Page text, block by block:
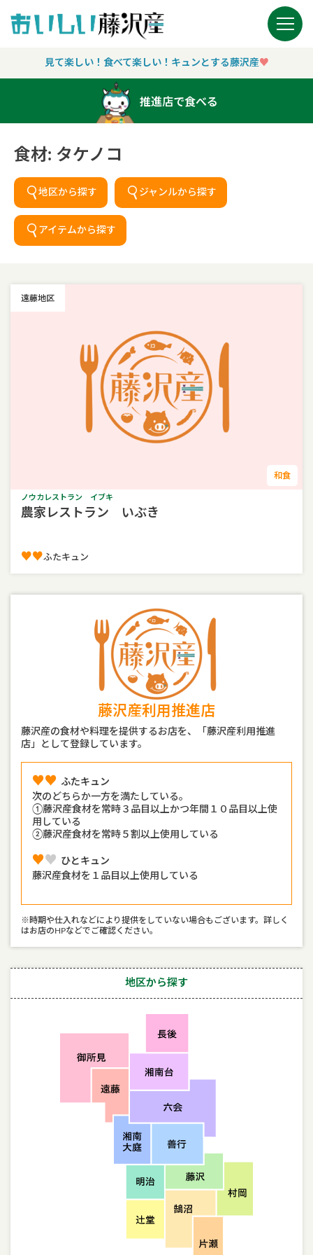
Main Navigation
見て楽しい！食べて楽しい！キュンとする藤沢産♥︎
推進店で食べる
食材: タケノコ
地区から探す ジャンルから探す
アイテムから探す
遠藤地区
和食
ノウカレストラン イブキ
農家レストラン いぶき
♥♥︎ふたキュン
藤沢産利用推進店
藤沢産の食材や料理を提供するお店を、「藤沢産利用推進
店」として登録しています。
♥♥︎︎ ふたキュン
次のどちらか一方を満たしている。
①藤沢産食材を常時３品目以上かつ年間１０品目以上使
用している
②藤沢産食材を常時５割以上使用している
♥♥︎ ひとキュン
藤沢産食材を１品目以上使用している
※時期や仕入れなどにより提供をしていない場合もございます。詳しく
はお店のHPなどでご確認ください。
地区から探す